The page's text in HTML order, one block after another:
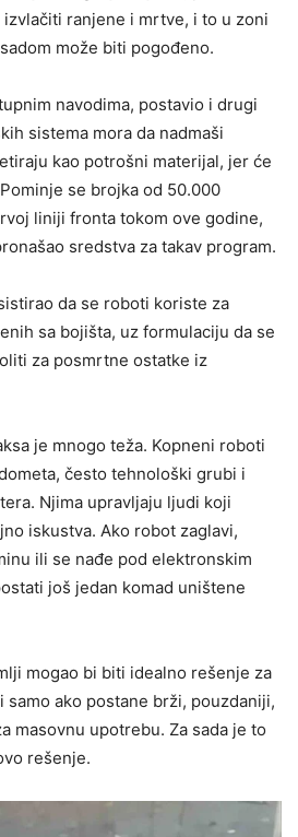
ranjene i mrtve, i to u zoni
može biti pogođeno.
navodima, postavio i drugi
sistema mora da nadmaši
kao potrošni materijal, jer će
se brojka od 50.000
liniji fronta tokom ove godine,
sredstva za takav program.
da se roboti koriste za
sa bojišta, uz formulaciju da se
za posmrtne ostatke iz
je mnogo teža. Kopneni roboti
često tehnološki grubi i
Njima upravljaju ljudi koji
iskustva. Ako robot zaglavi,
ili se nađe pod elektronskim
još jedan komad uništene
mogao bi biti idealno rešenje za
samo ako postane brži, pouzdaniji,
masovnu upotrebu. Za sada je to
rešenje.